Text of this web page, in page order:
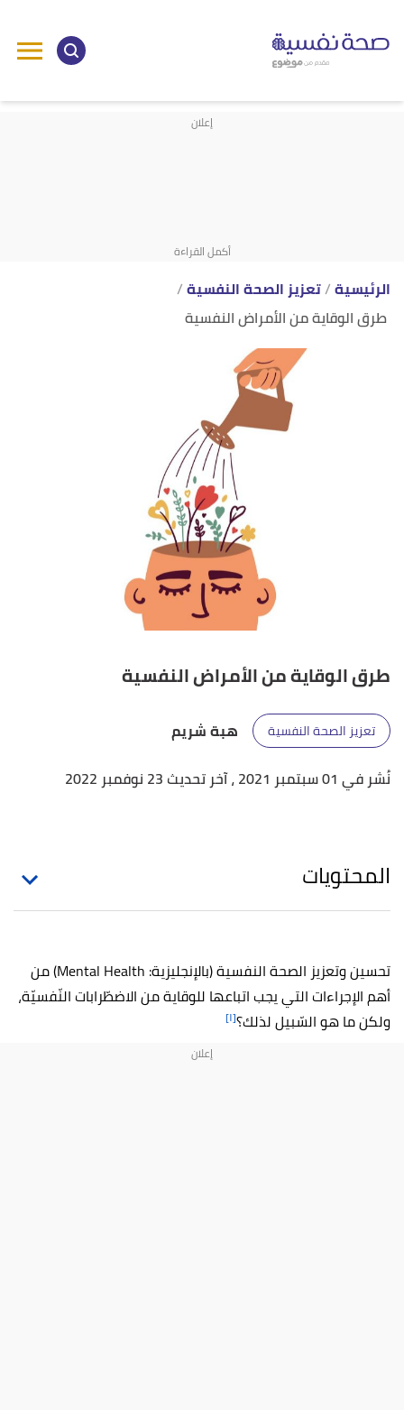
الرئيسية تعزيز الصحة النفسية
طرق الوقاية من الأمراض النفسية
طرق الوقاية من الأمراض النفسية
تعزيز الصحة النفسية
هبة شريم
نُشر في 01 سبتمبر 2021
، آخر تحديث 23 نوفمبر 2022
المحتويات
تحسين وتعزيز الصحة النفسية (بالإنجليزية: Mental Health) من
أهم الإجراءات التي يجب اتباعها للوقاية من الاضطّرابات النّفسيّة،
ولكن ما هو السّبيل لذلك؟[١]